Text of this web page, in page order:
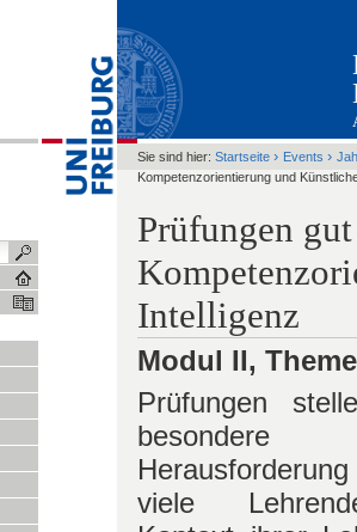
Sie sind hier: Startseite › Events ›
Kompetenzorientierung und
Prüfungen
Intelligenz
Modul II,
Prüfungen
besondere
viele